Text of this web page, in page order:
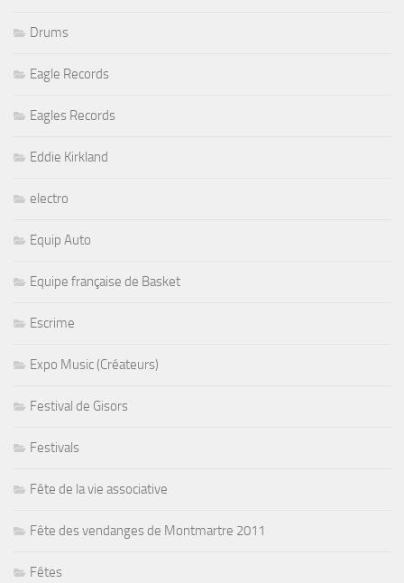
Drums
Eagle Records
Eagles Records
Eddie Kirkland
electro
Equip Auto
Equipe française de Basket
Escrime
Expo Music (Créateurs)
Festival de Gisors
Festivals
Fête de la vie associative
Fête des vendanges de Montmartre 2011
Fêtes